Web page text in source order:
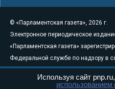
© «Парламентская газета», 2026 г.
Электронное периодическое
«Парламентская газета»
Федеральной службе по надзору в
связи, информационных технологий
массовых коммуникаций
Используя сайт